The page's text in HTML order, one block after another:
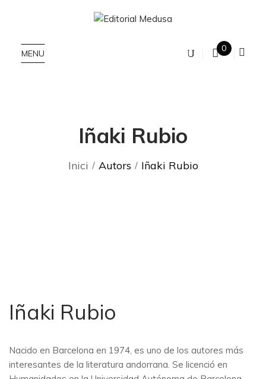
MENU 0
Iñaki Rubio
Inici Autors Iñaki Rubio
Iñaki Rubio
Nacido en Barcelona en 1974, es uno de los autores más
interesantes de la literatura andorrana. Se licenció en